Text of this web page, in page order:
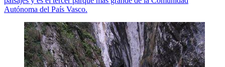
Autónoma del País Vasco.